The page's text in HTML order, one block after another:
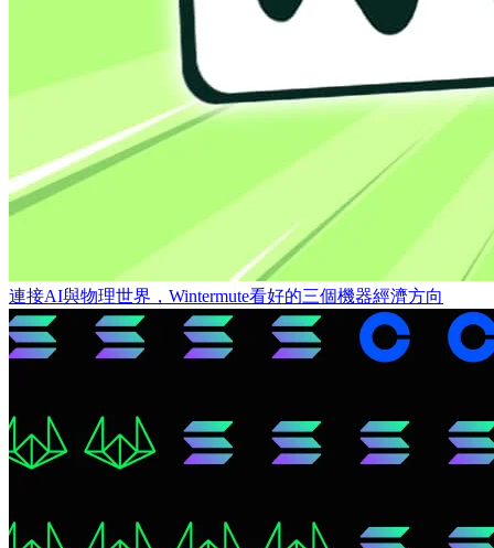
連接AI與物理世界，Wintermute看好的三個機器經濟方向